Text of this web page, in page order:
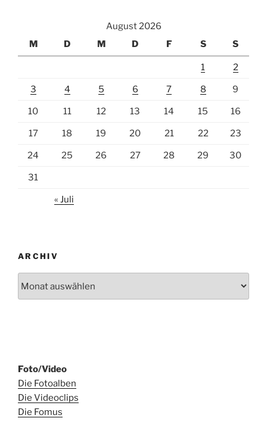
August 2026
M
D M D F S S
1 2
3 4 5 6 7 8 9
10 11 12 13 14 15 16
17 18 19 20 21 22 23
24 25 26 27 28 29 30
31
« Juli
ARCHIV
Foto/Video
Die Fotoalben
Die Videoclips
Die Fomus